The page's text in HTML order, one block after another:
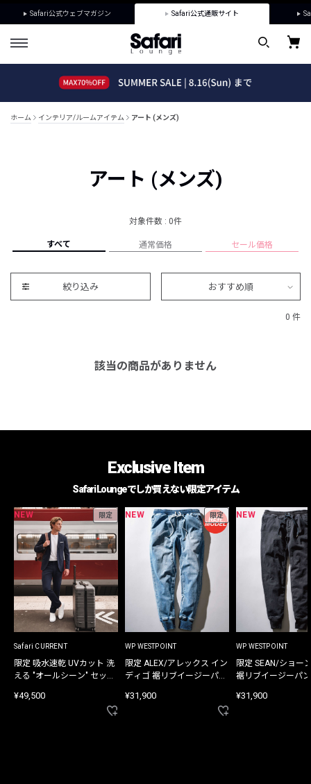
Safari公式ウェブマガジン Safari公式通販サイト
ホーム インテリア/ルームアイテム アート (メンズ)
アート (メンズ)
対象件数 : 0件
すべて 通常価格 セール価格
絞り込み おすすめ順
0 件
該当の商品がありません
Exclusive Item
Safari Loungeでしか買えない限定アイテム
NEW 限定
Safari CURRENT
限定 吸水速乾 UVカット 洗
える "オールシーン" セット
¥49,500
NEW 限定
WP WESTPOINT
限定 ALEX/アレックス イン
ディゴ 裾リブイージーパン
¥31,900
NEW
WP WESTPOINT
限定 SEAN/ショー
裾リブイージーパ
¥31,900